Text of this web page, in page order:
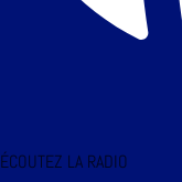
ÉCOUTEZ LA RADIO